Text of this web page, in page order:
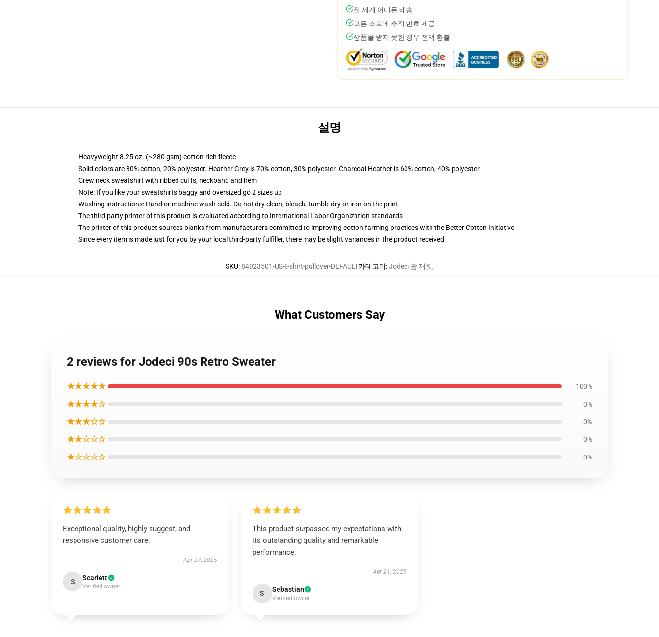
전 세계 어디든 배송
모든 소포에 추적 번호 제공
상품을 받지 못한 경우 전액 환불
설명
Heavyweight 8.25 oz. (~280 gsm) cotton-rich fleece
Solid colors are 80% cotton, 20% polyester. Heather Grey is 70% cotton, 30% polyester. Charcoal Heather is 60% cotton, 40% polyester
Crew neck sweatshirt with ribbed cuffs, neckband and hem
Note: If you like your sweatshirts baggy and oversized go 2 sizes up
Washing instructions: Hand or machine wash cold. Do not dry clean, bleach, tumble dry or iron on the print
The third party printer of this product is evaluated according to International Labor Organization standards
The printer of this product sources blanks from manufacturers committed to improving cotton farming practices with the Better Cotton Initiative
Since every item is made just for you by your local third-party fulfiller, there may be slight variances in the product received
SKU:84923501-US-t-shirt-pullover-DEFAULT카테고리:Jodeci 땀 재킷,
What Customers Say
2 reviews for Jodeci 90s Retro Sweater
★★★★★ 100%
★★★★☆ 0%
★★★☆☆ 0%
★★☆☆☆ 0%
★☆☆☆☆ 0%
Exceptional quality, highly suggest, and
responsive customer care.
Apr 24, 2025
S Scarlett
Verified owner
This product surpassed my expectations with
its outstanding quality and remarkable
performance.
Apr 21, 2025
S Sebastian
Verified owner